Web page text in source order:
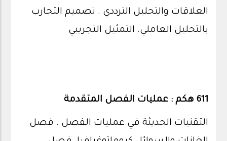
العلاقات والتحليل الترددي . تصميم التجارب
بالتحليل العاملي. التمثيل التجريبي
611 هكم : عمليات الفصل المتقدمة
التقنيات الحديثة في عمليات الفصل . فصل